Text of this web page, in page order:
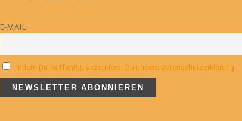
E-MAIL
Indem Du fortfährst, akzeptierst Du unsere Datenschutzerklärung.